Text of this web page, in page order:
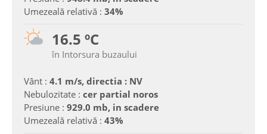
Umezeală relativă : 34%
16.5 ºC
în Intorsura buzaului
Vânt : 4.1 m/s, directia : NV
Nebulozitate : cer partial noros
Presiune : 929.0 mb, in scadere
Umezeală relativă : 43%